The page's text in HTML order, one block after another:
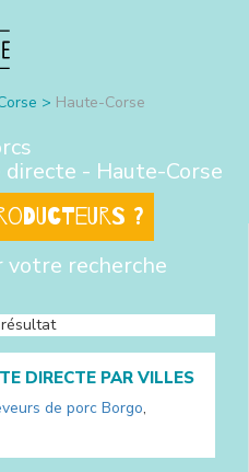
> Haute-Corse
directe - Haute-Corse
?
recherche
DIRECTE PAR VILLES
de porc Borgo,